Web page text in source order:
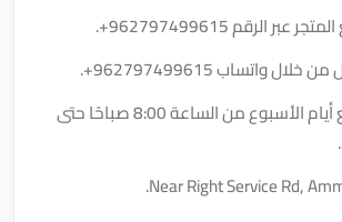
عبر الرقم+962797499615
.
من خلال واتساب+962797499615
.
أوقات العمل: جميع أيام الأسبوع من الساعة 8:00 صباحًا حتى